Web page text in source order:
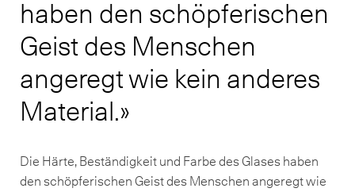
haben den schöpferischen
Geist des Menschen
angeregt wie kein anderes
Material.
Die Härte, Beständigkeit und Farbe des Glases haben
den schöpferischen Geist des Menschen angeregt wie